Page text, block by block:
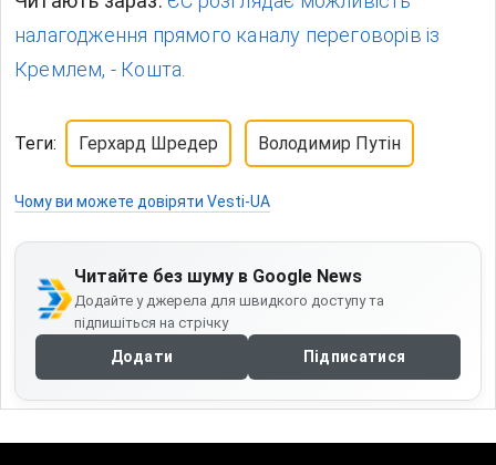
налагодження прямого каналу переговорів із
Кремлем, - Кошта.
Теги: Герхард Шредер Володимир Путін
Чому ви можете довіряти Vesti-UA
Читайте без шуму в Google News
Додайте у джерела для швидкого доступу та
підпишіться на стрічку
Додати Підписатися